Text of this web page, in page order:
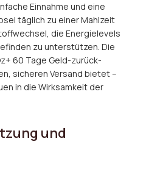
Einnahme und eine
täglich zu einer Mahlzeit
die Energielevels
zu unterstützen. Die
60 Tage Geld-zurück-
sicheren Versand bietet –
in die Wirksamkeit der
und